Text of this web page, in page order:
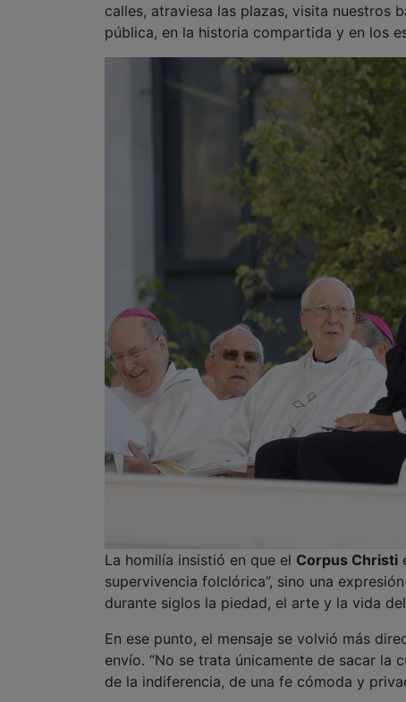
calles, atraviesa las plazas, visita nuestros
pública, en la historia compartida y en los
La homilía insistió en que el Corpus Christi
supervivencia folclórica”, sino una
durante siglos la piedad, el arte y la vida
En ese punto, el mensaje se volvió más
envío. “No se trata únicamente de sacar la
de la indiferencia, de una fe cómoda y